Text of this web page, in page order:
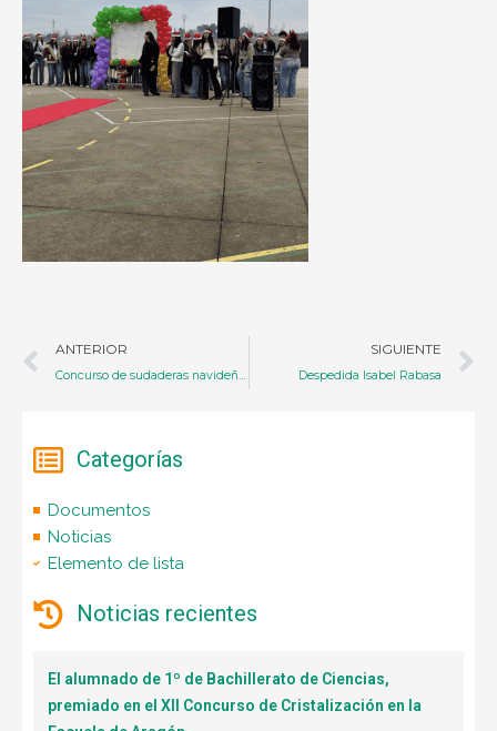
ANTERIOR
Concurso de sudaderas navideñas
SIGUIENTE
Despedida Isabel Rabasa
Categorías
Documentos
Noticias
Elemento de lista
Noticias recientes
El alumnado de 1º de Bachillerato de Ciencias,
premiado en el XII Concurso de Cristalización en la